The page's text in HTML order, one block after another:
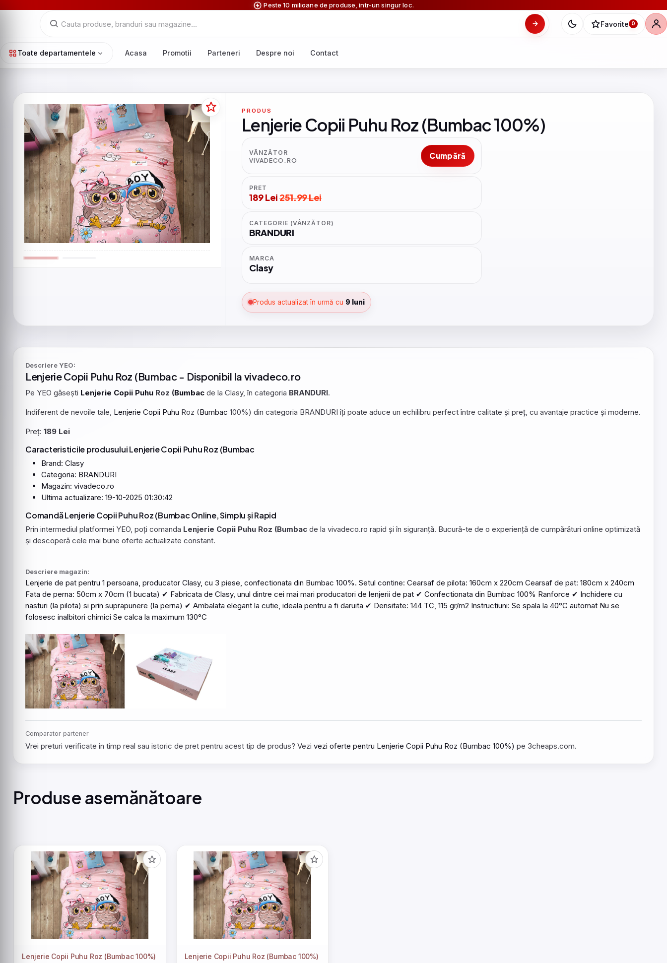
Peste 10 milioane de produse, intr-un singur loc.
Favorite 0
Toate departamentele Acasa Promotii Parteneri Despre noi Contact
PRODUS
Lenjerie Copii Puhu Roz (Bumbac 100%)
VÂNZĂTOR
VIVADECO.RO
Cumpără
PRET
189 Lei251.99 Lei
CATEGORIE (VÂNZĂTOR)
BRANDURI
MARCA
Clasy
Produs actualizat în urmă cu 9 luni
Descriere YEO:
LenjerieCopii Puhu Roz (Bumbac- Disponibil la vivadeco.ro
Pe YEO găsești Lenjerie Copii Puhu Roz (Bumbac de la Clasy, în categoria BRANDURI.
Indiferent de nevoile tale, Lenjerie Copii Puhu Roz (Bumbac 100%) din categoria BRANDURI îți poate aduce un echilibru perfect între calitate și preț, cu avantaje practice și moderne.
Preț: 189 Lei
Caracteristicile produsului Lenjerie Copii Puhu Roz (Bumbac
Brand: Clasy
Categoria: BRANDURI
Magazin: vivadeco.ro
Ultima actualizare: 19-10-2025 01:30:42
Comandă Lenjerie Copii Puhu Roz (Bumbac Online, Simplu și Rapid
Prin intermediul platformei YEO, poți comanda Lenjerie Copii Puhu Roz (Bumbac de la vivadeco.ro rapid și în siguranță. Bucură-te de o experiență de cumpărături online optimizată
și descoperă cele mai bune oferte actualizate constant.
Descriere magazin:
Lenjerie de pat pentru 1 persoana, producator Clasy, cu 3 piese, confectionata din Bumbac 100%. Setul contine: Cearsaf de pilota: 160cm x 220cm Cearsaf de pat: 180cm x 240cm
Fata de perna: 50cm x 70cm (1 bucata) ✔ Fabricata de Clasy, unul dintre cei mai mari producatori de lenjerii de pat ✔ Confectionata din Bumbac 100% Ranforce ✔ Inchidere cu
nasturi (la pilota) si prin suprapunere (la perna) ✔ Ambalata elegant la cutie, ideala pentru a fi daruita ✔ Densitate: 144 TC, 115 gr/m2 Instructiuni: Se spala la 40°C automat Nu se
folosesc inalbitori chimici Se calca la maximum 130°C
Comparator partener
Vrei preturi verificate in timp real sau istoric de pret pentru acest tip de produs? Vezi vezi oferte pentru Lenjerie Copii Puhu Roz (Bumbac 100%) pe 3cheaps.com.
Produse asemănătoare
Lenjerie Copii Puhu Roz (Bumbac 100%) Lenjerie Copii Puhu Roz (Bumbac 100%)